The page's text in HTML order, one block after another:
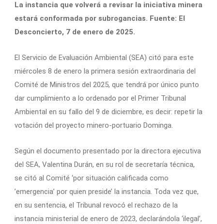
La instancia que volverá a revisar la iniciativa minera
estará conformada por subrogancias. Fuente: El
Desconcierto, 7 de enero de 2025.
El Servicio de Evaluación Ambiental (SEA) citó para este
miércoles 8 de enero la primera sesión extraordinaria del
Comité de Ministros del 2025, que tendrá por único punto
dar cumplimiento a lo ordenado por el Primer Tribunal
Ambiental en su fallo del 9 de diciembre, es decir: repetir la
votación del proyecto minero-portuario Dominga.
Según el documento presentado por la directora ejecutiva
del SEA, Valentina Durán, en su rol de secretaría técnica,
se citó al Comité ‘por situación calificada como
’emergencia’ por quien preside’ la instancia. Toda vez que,
en su sentencia, el Tribunal revocó el rechazo de la
instancia ministerial de enero de 2023, declarándola ‘ilegal’,